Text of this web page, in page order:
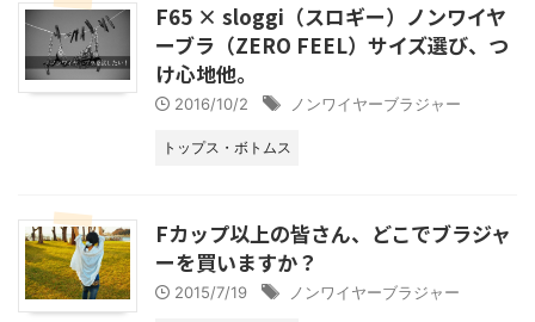
F65 × sloggi（スロギー）ノンワイヤ
ーブラ（ZERO FEEL）サイズ選び、つ
け心地他。
2016/10/2 ノンワイヤーブラジャー
トップス・ボトムス
Fカップ以上の皆さん、どこでブラジャ
ーを買いますか？
2015/7/19 ノンワイヤーブラジャー